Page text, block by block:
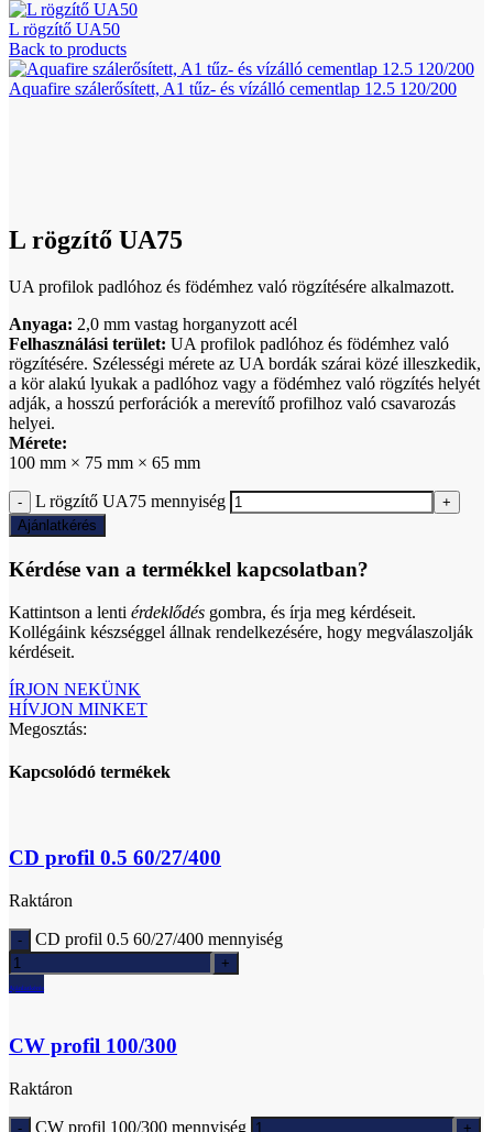
L rögzítő UA50
Back to products
Aquafire szálerősített, A1 tűz- és vízálló cementlap 12.5 120/200
L rögzítő UA75
UA profilok padlóhoz és födémhez való rögzítésére alkalmazott.
Anyaga: 2,0 mm vastag horganyzott acél
Felhasználási terület: UA profilok padlóhoz és födémhez való
rögzítésére. Szélességi mérete az UA bordák szárai közé illeszkedik,
a kör alakú lyukak a padlóhoz vagy a födémhez való rögzítés helyét
adják, a hosszú perforációk a merevítő profilhoz való csavarozás
helyei.
Mérete:
100 mm × 75 mm × 65 mm
L rögzítő UA75 mennyiség
Ajánlatkérés
Kérdése van a termékkel kapcsolatban?
Kattintson a lenti érdeklődés gombra, és írja meg kérdéseit.
Kollégáink készséggel állnak rendelkezésére, hogy megválaszolják
kérdéseit.
ÍRJON NEKÜNK
HÍVJON MINKET
Megosztás:
Kapcsolódó termékek
CD profil 0.5 60/27/400
Raktáron
CD profil 0.5 60/27/400 mennyiség
Ajánlatkérés
CW profil 100/300
Raktáron
CW profil 100/300 mennyiség